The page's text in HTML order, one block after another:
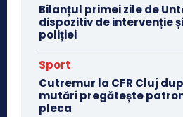
Bilanțul primei zile de
dispozitiv de intervenție
poliției
Sport
Cutremur la CFR Cluj
mutări pregătește
pleca